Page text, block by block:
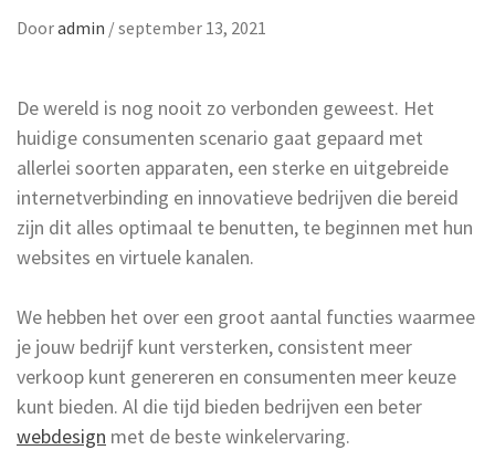
Dooradmin /september 13, 2021
De wereld is nog nooit zo verbonden geweest. Het
huidige consumenten scenario gaat gepaard met
allerlei soorten apparaten, een sterke en uitgebreide
internetverbinding en innovatieve bedrijven die bereid
zijn dit alles optimaal te benutten, te beginnen met hun
websites en virtuele kanalen.
We hebben het over een groot aantal functies waarmee
je jouw bedrijf kunt versterken, consistent meer
verkoop kunt genereren en consumenten meer keuze
kunt bieden. Al die tijd bieden bedrijven een beter
webdesign met de beste winkelervaring.